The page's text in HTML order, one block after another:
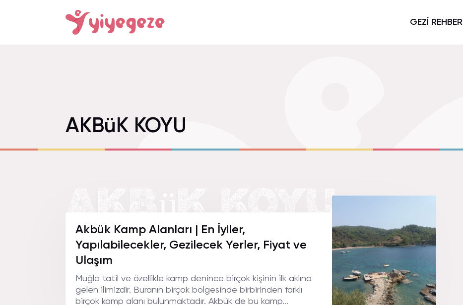
GEZİ REHBERİ
AKBüK KOYU
AKBüK KOYU.
Akbük Kamp Alanları | En İyiler,
Yapılabilecekler, Gezilecek Yerler, Fiyat ve
Ulaşım
Muğla tatil ve özellikle kamp denince birçok kişinin ilk aklına
gelen ilimizdir. Buranın birçok bölgesinde birbirinden farklı
birçok kamp alanı bulunmaktadır. Akbük de bu kamp...